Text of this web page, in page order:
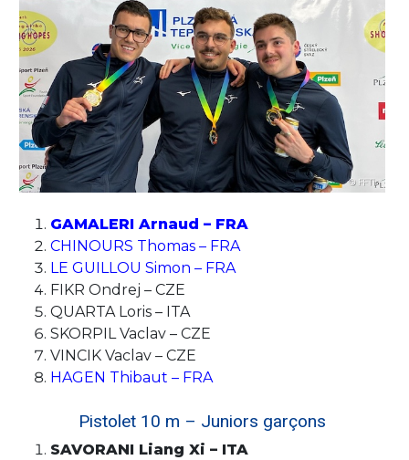
GAMALERI Arnaud – FRA
CHINOURS Thomas – FRA
LE GUILLOU Simon – FRA
FIKR Ondrej – CZE
QUARTA Loris – ITA
SKORPIL Vaclav – CZE
VINCIK Vaclav – CZE
HAGEN Thibaut – FRA
Pistolet 10 m – Juniors garçons
SAVORANI Liang Xi – ITA